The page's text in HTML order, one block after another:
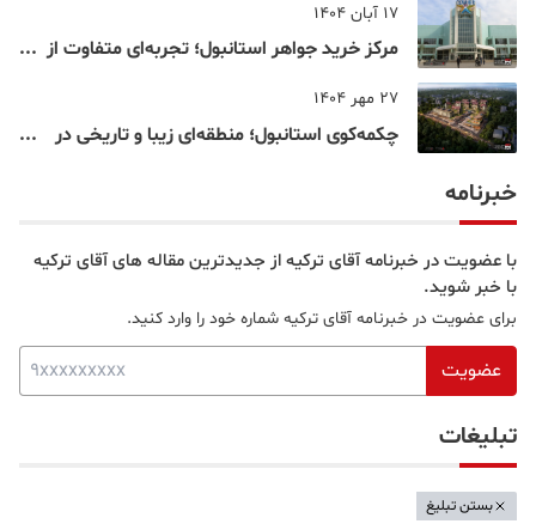
17 آبان 1404
مرکز خرید جواهر استانبول؛ تجربه‌ای متفاوت از
27 مهر 1404
چکمه‌کوی استانبول؛ منطقه‌ای زیبا و تاریخی در
خبرنامه
با عضویت در خبرنامه آقای ترکیه از جدیدترین مقاله های آقای ترکیه
با خبر شوید.
برای عضویت در خبرنامه آقای ترکیه شماره خود را وارد کنید.
عضویت
تبلیغات
بستن تبلیغ